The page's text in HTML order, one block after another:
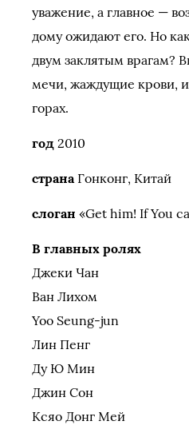
уважение, а главное —
дому ожидают его. Но
двум заклятым врагам?
мечи, жаждущие крови,
горах.
год 2010
странаГонконг, Китай
слоган «Get him! If You
В главных ролях
Джеки Чан
Ван Лихом
Yoo Seung-jun
Лин Пенг
Ду Ю Мин
Джин Сон
Ксяо Донг Мей